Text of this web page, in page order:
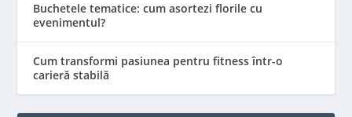
Buchetele tematice: cum asortezi florile cu
evenimentul?
Cum transformi pasiunea pentru fitness într-o
carieră stabilă